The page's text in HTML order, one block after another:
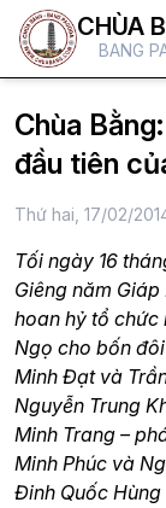
CHÙA
BANG
Chùa
đầu tiên
Thứ hai, 17/02/
Tối ngày 16
Giêng năm
hoan hỷ tổ chức
Ngọ cho bốn
Minh Đạt và
Nguyễn Trung
Minh Trang –
Minh Phúc và
Đinh Quốc Hùng